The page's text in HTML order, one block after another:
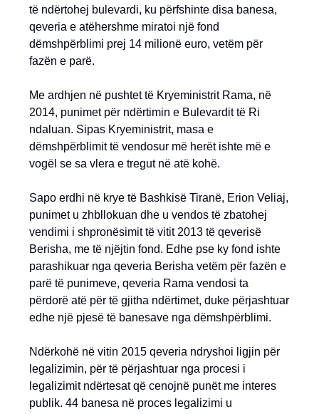
të ndërtohej bulevardi, ku përfshinte disa banesa,
qeveria e atëhershme miratoi një fond
dëmshpërblimi prej 14 milionë euro, vetëm për
fazën e parë.
Me ardhjen në pushtet të Kryeministrit Rama, në
2014, punimet për ndërtimin e Bulevardit të Ri
ndaluan. Sipas Kryeministrit, masa e
dëmshpërblimit të vendosur më herët ishte më e
vogël se sa vlera e tregut në atë kohë.
Sapo erdhi në krye të Bashkisë Tiranë, Erion Veliaj,
punimet u zhbllokuan dhe u vendos të zbatohej
vendimi i shpronësimit të vitit 2013 të qeverisë
Berisha, me të njëjtin fond. Edhe pse ky fond ishte
parashikuar nga qeveria Berisha vetëm për fazën e
parë të punimeve, qeveria Rama vendosi ta
përdorë atë për të gjitha ndërtimet, duke përjashtuar
edhe një pjesë të banesave nga dëmshpërblimi.
Ndërkohë në vitin 2015 qeveria ndryshoi ligjin për
legalizimin, për të përjashtuar nga procesi i
legalizimit ndërtesat që cenojnë punët me interes
publik. 44 banesa në proces legalizimi u